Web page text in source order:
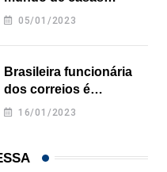
impressas em 3D é
05/01/2023
Brasileira funcionária
dos correios é
assassinada a facadas
16/01/2023